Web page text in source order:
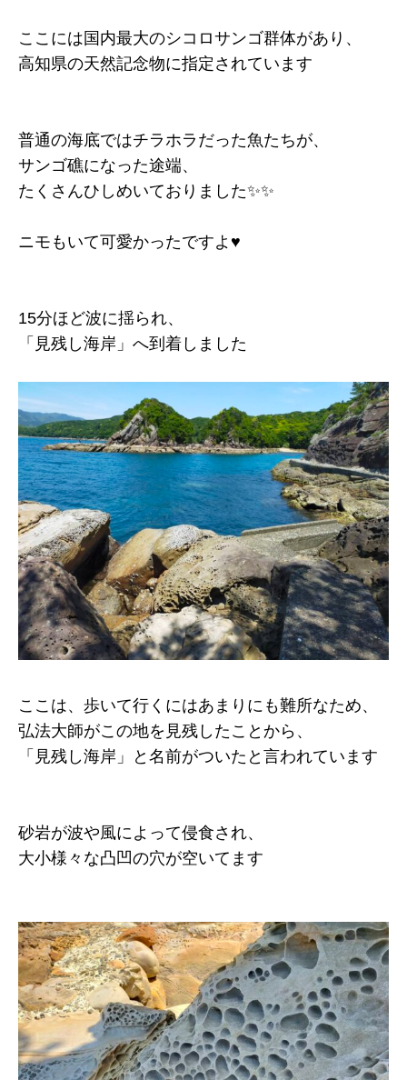
ここには国内最大のシコロサンゴ群体があり、
高知県の天然記念物に指定されています
普通の海底ではチラホラだった魚たちが、
サンゴ礁になった途端、
たくさんひしめいておりました✨✨
ニモもいて可愛かったですよ♥
15分ほど波に揺られ、
「見残し海岸」へ到着しました
ここは、歩いて行くにはあまりにも難所なため、
弘法大師がこの地を見残したことから、
「見残し海岸」と名前がついたと言われています
砂岩が波や風によって侵食され、
大小様々な凸凹の穴が空いてます